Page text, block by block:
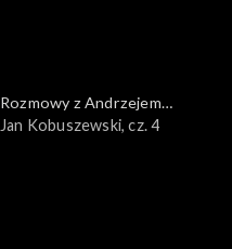
Rozmowy z Andrzejem
Doboszem
Jan Kobuszewski, cz. 4